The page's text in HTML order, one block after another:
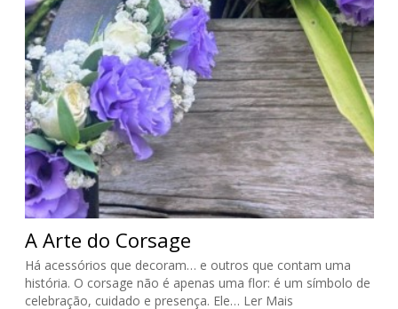
A Arte do Corsage
Há acessórios que decoram… e outros que contam uma
história. O corsage não é apenas uma flor: é um símbolo de
celebração, cuidado e presença. Ele… Ler Mais